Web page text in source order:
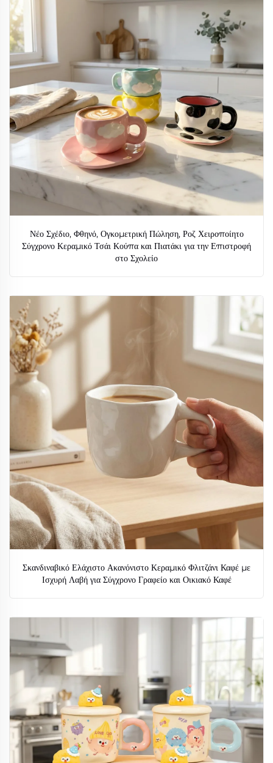
Νέο Σχέδιο, Φθηνό, Ογκομετρική Πώληση, Ροζ Χειροποίητο
Σύγχρονο Κεραμικό Τσάι Κούπα και Πιατάκι για την Επιστροφή
στο Σχολείο
Σκανδιναβικό Ελάχιστο Ακανόνιστο Κεραμικό Φλιτζάνι Καφέ με
Ισχυρή Λαβή για Σύγχρονο Γραφείο και Οικιακό Καφέ